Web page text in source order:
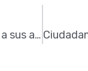
AISLA reúne a sus asociados en la Asamblea General 2017